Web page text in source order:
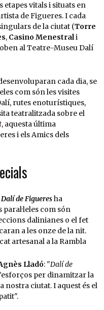
vitals i situats en
de Figueres. I cada
de la ciutat (Torre
, Casino Menestrali
al Teatre-Museu Dalí
cada dia, se
com són les visites
rutes enoturístiques,
teatralitzada sobre el
, aquesta última
i els Amics dels
Dalí de Figueresha
com són
dalinianes o el fet
a les onze de la nit.
artesanal a la Rambla
Lladó: "Dalí de
per dinamitzar la
nostra ciutat. I aquest és el